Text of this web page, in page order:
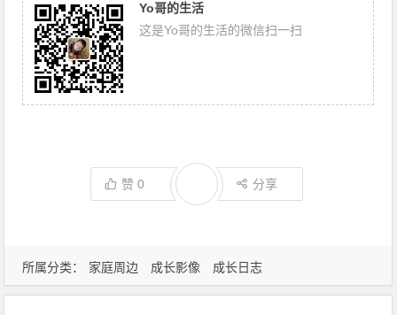
所属分类： 家庭周边 成长影像 成长日志
Yo哥的生活
这是Yo哥的生活的微信扫一扫
赞0 分享